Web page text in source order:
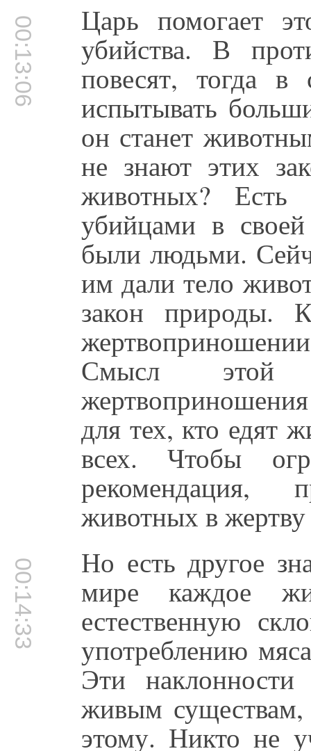
00:13:06 Царь помогает
убийства. В
повесят, тогда
испытывать
он станет
не знают этих
животных?
убийцами в
были людьми.
им дали тело
закон природы.
Смысл этой
для тех, кто едят
всех. Чтобы
рекомендация,
животных в
00:14:33 Но есть другое
мире каждое
естественную
употреблению
Эти
живым
этому. Никто не